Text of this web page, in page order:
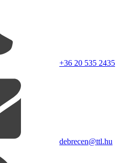
+36 20 535 2435
debrecen@ttl.hu